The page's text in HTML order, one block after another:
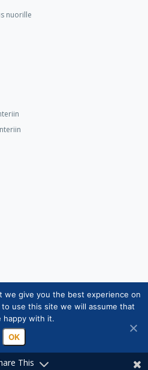
nuorille
Rotarypalvelu ry 2026 |
|Henkilötietojen
This
we give you the best experience on
use this site we will assume that
happy with it.
OK